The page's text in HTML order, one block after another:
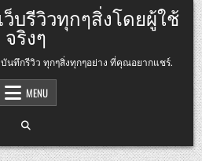
เว็บรีวิวทุกๆสิ่งโดยผู้ใช้
จริงๆ
นทึกรีวิว ทุกๆสิ่งทุกๆอย่าง ที่คุณอยากแชร์.
MENU